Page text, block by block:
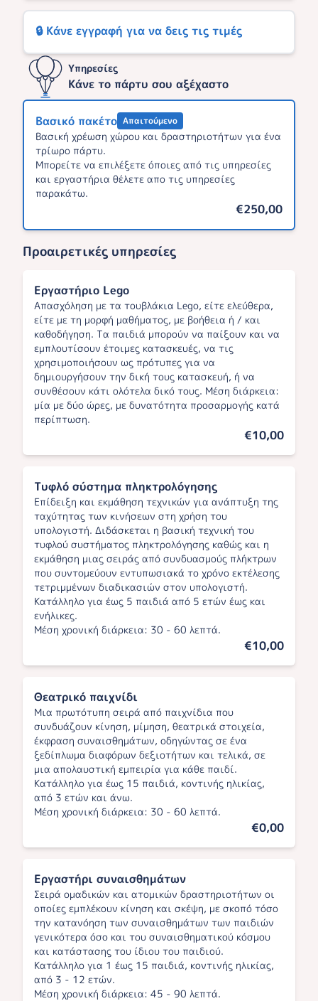
🔒 Κάνε εγγραφή για να δεις τις τιμές
Υπηρεσίες
Κάνε το πάρτυ σου αξέχαστο
Βασικό πακέτο Απαιτούμενο
Βασική χρέωση χώρου και δραστηριοτήτων για ένα
τρίωρο πάρτυ.
Μπορείτε να επιλέξετε όποιες από τις υπηρεσίες
και εργαστήρια θέλετε απο τις υπηρεσίες
παρακάτω.
€250,00
Προαιρετικές υπηρεσίες
Εργαστήριο Lego
Απασχόληση με τα τουβλάκια Lego, είτε ελεύθερα,
είτε με τη μορφή μαθήματος, με βοήθεια ή / και
καθοδήγηση. Τα παιδιά μπορούν να παίξουν και να
εμπλουτίσουν έτοιμες κατασκευές, να τις
χρησιμοποιήσουν ως πρότυπες για να
δημιουργήσουν την δική τους κατασκευή, ή να
συνθέσουν κάτι ολότελα δικό τους. Μέση διάρκεια:
μία με δύο ώρες, με δυνατότητα προσαρμογής κατά
περίπτωση.
€10,00
Τυφλό σύστημα πληκτρολόγησης
Επίδειξη και εκμάθηση τεχνικών για ανάπτυξη της
ταχύτητας των κινήσεων στη χρήση του
υπολογιστή. Διδάσκεται η βασική τεχνική του
τυφλού συστήματος πληκτρολόγησης καθώς και η
εκμάθηση μιας σειράς από συνδυασμούς πλήκτρων
που συντομεύουν εντυπωσιακά το χρόνο εκτέλεσης
τετριμμένων διαδικασιών στον υπολογιστή.
Κατάλληλο για έως 5 παιδιά από 5 ετών έως και
ενήλικες.
Μέση χρονική διάρκεια: 30 - 60 λεπτά.
€10,00
Θεατρικό παιχνίδι
Μια πρωτότυπη σειρά από παιχνίδια που
συνδυάζουν κίνηση, μίμηση, θεατρικά στοιχεία,
έκφραση συναισθημάτων, οδηγώντας σε ένα
ξεδίπλωμα διαφόρων δεξιοτήτων και τελικά, σε
μια απολαυστική εμπειρία για κάθε παιδί.
Κατάλληλο για έως 15 παιδιά, κοντινής ηλικίας,
από 3 ετών και άνω.
Μέση χρονική διάρκεια: 30 - 60 λεπτά.
€0,00
Εργαστήρι συναισθημάτων
Σειρά ομαδικών και ατομικών δραστηριοτήτων οι
οποίες εμπλέκουν κίνηση και σκέψη, με σκοπό τόσο
την κατανόηση των συναισθημάτων των παιδιών
γενικότερα όσο και του συναισθηματικού κόσμου
και κατάστασης του ίδιου του παιδιού.
Κατάλληλο για 1 έως 15 παιδιά, κοντινής ηλικίας,
από 3 - 12 ετών.
Μέση χρονική διάρκεια: 45 - 90 λεπτά.